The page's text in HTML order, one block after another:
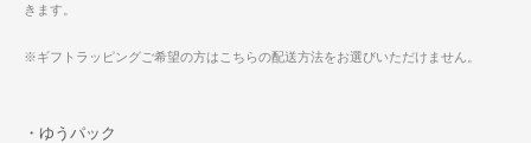
きます。
※ギフトラッピングご希望の方はこちらの配送方法をお選びいただけません。
・ゆうパック